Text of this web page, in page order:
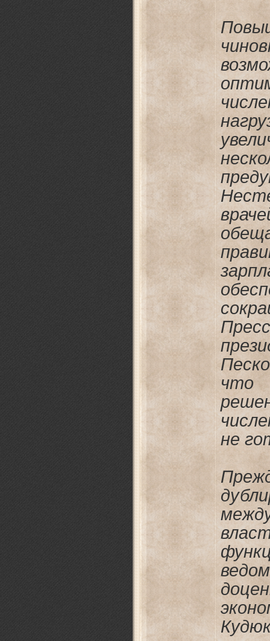
что
не